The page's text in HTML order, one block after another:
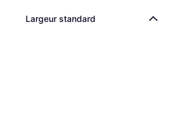
Largeur standard